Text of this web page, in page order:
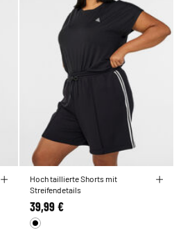
Hoch taillierte Shorts mit
Streifendetails
39,99 €